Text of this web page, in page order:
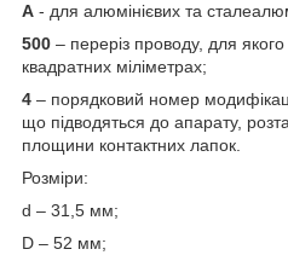
А - для алюмінієвих та
500 – переріз проводу, для
квадратних міліметрах;
4 – порядковий номер
що підводяться до апарату,
площини контактних лапок.
Розміри:
d – 31,5 мм;
D – 52 мм;